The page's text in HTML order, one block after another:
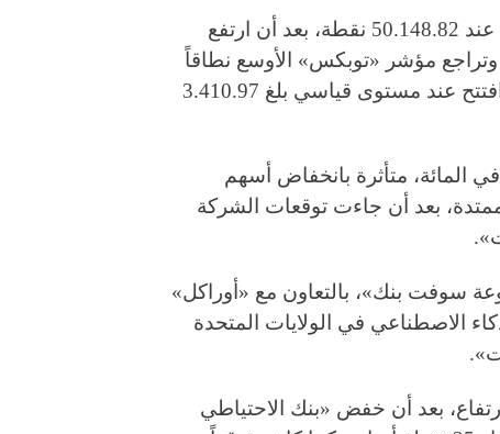
وأغلق مؤشر «نيكي» منخفضاً بنسبة 0.9 في المائة عند 50.148.82 نقطة، بعد أن ارتفع
وتراجع مؤشر «توبكس» الأوسع نطاقاً
بنسبة 0.94 في المائة إلى 3.357.24 نقطة، بعد أن افتتح عند مستوى قياسي بلغ 3.410.97
وهبطت أسهم «مجموعة سوفت بنك» بنسبة 7.69 في المائة، متأثرة بانخفاض أسهم
الممتدة، بعد أن جاءت توقعات الشركة
سوفت بنك»، بالتعاون مع «أوراكل»
الاصطناعي في الولايات المتحدة
بعد أن خفض «بنك الاحتياطي